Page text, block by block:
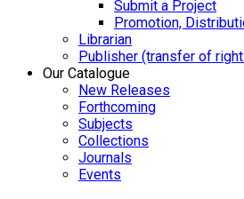
Submit a Project
Promotion,
Librarian
Publisher (transfer of
Our Catalogue
New Releases
Forthcoming
Subjects
Collections
Journals
Events